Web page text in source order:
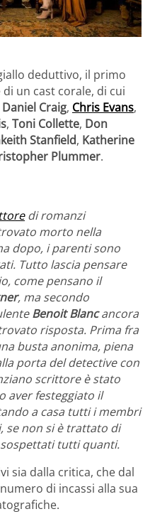
deduttivo, il primo
un cast corale, di cui
Daniel Craig, Chris Evans,
, Toni Collette, Don
Stanfield, Katherine
Plummer.
di romanzi
morto nella
dopo, i parenti sono
Tutto lascia pensare
come pensano il
, ma secondo
Benoit Blancancora
risposta. Prima fra
busta anonima, piena
porta del detective con
scrittore è stato
aver festeggiato il
a casa tutti i membri
se non si è trattato di
tutti quanti.
sia dalla critica, che dal
di incassi alla sua